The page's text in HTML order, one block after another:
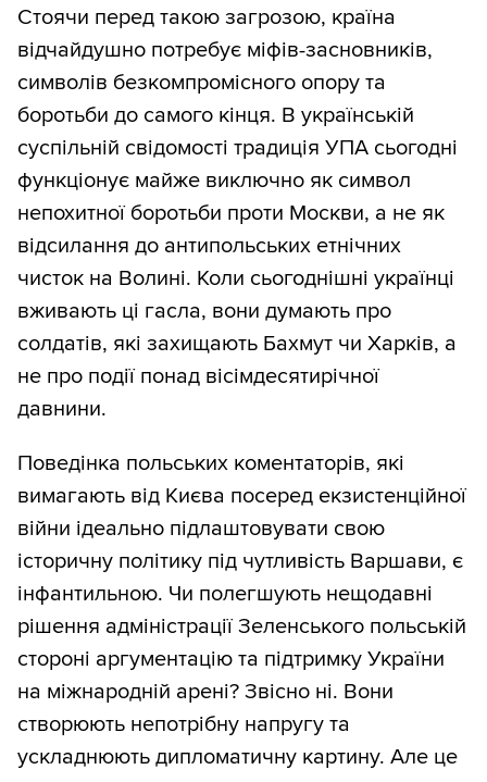
Стоячи перед такою загрозою, країна
відчайдушно потребує міфів-засновників,
символів безкомпромісного опору та
боротьби до самого кінця. В українській
суспільній свідомості традиція УПА сьогодні
функціонує майже виключно як символ
непохитної боротьби проти Москви, а не як
відсилання до антипольських етнічних
чисток на Волині. Коли сьогоднішні українці
вживають ці гасла, вони думають про
солдатів, які захищають Бахмут чи Харків, а
не про події понад вісімдесятирічної
давнини.
Поведінка польських коментаторів, які
вимагають від Києва посеред екзистенційної
війни ідеально підлаштовувати свою
історичну політику під чутливість Варшави, є
інфантильною. Чи полегшують нещодавні
рішення адміністрації Зеленського польській
стороні аргументацію та підтримку України
на міжнародній арені? Звісно ні. Вони
створюють непотрібну напругу та
ускладнюють дипломатичну картину. Але це